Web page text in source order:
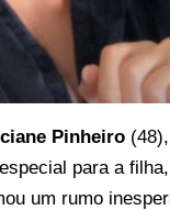
Pinheiro
para a
um rumo